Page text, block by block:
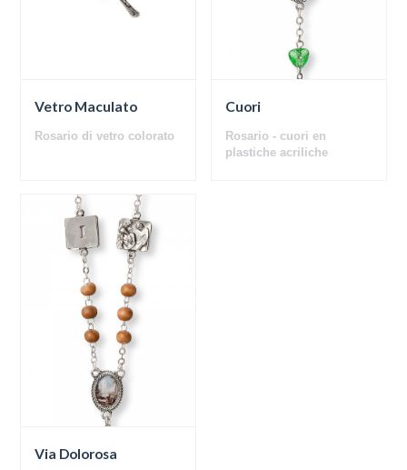
Vetro Maculato
Rosario di vetro colorato
Cuori
Rosario - cuori en
plastiche acriliche
Via Dolorosa